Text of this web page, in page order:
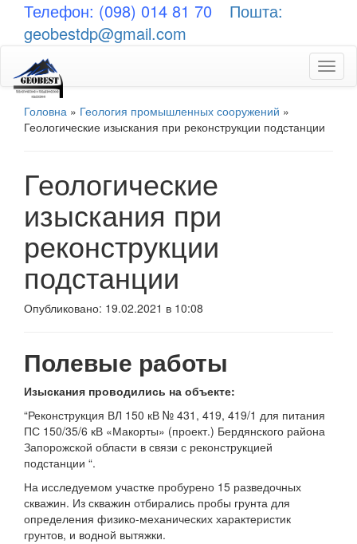
Телефон: (098) 014 81 70
Пошта:
geobestdp@gmail.com
Головна » Геология промышленных сооружений »
Геологические изыскания при реконструкции подстанции
Геологические
изыскания при
реконструкции
подстанции
Опубликовано: 19.02.2021 в 10:08
Полевые работы
Изыскания проводились на объекте:
“Реконструкция ВЛ 150 кВ № 431, 419, 419/1 для питания
ПС 150/35/6 кВ «Макорты» (проект.) Бердянского района
Запорожской области в связи с реконструкцией
подстанции “.
На исследуемом участке пробурено 15 разведочных
скважин. Из скважин отбирались пробы грунта для
определения физико-механических характеристик
грунтов, и водной вытяжки.